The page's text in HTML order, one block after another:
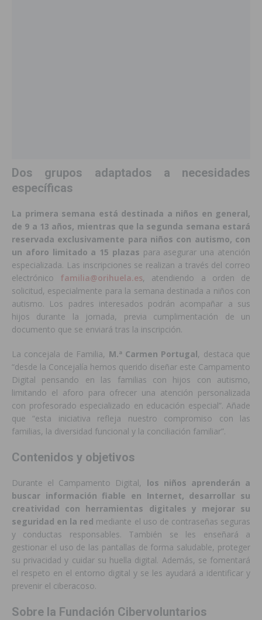
Dos grupos adaptados a necesidades
específicas
La primera semana está destinada a niños en general,
de 9 a 13 años, mientras que la segunda semana estará
reservada exclusivamente para niños con autismo, con
un aforo limitado a 15 plazas para asegurar una atención
especializada. Las inscripciones se realizan a través del correo
electrónico familia@orihuela.es, atendiendo a orden de
solicitud, especialmente para la semana destinada a niños con
autismo. Los padres interesados podrán acompañar a sus
hijos durante la jornada, previa cumplimentación de un
documento que se enviará tras la inscripción.
La concejala de Familia, M.ª Carmen Portugal, destaca que
“desde la Concejalía hemos querido diseñar este Campamento
Digital pensando en las familias con hijos con autismo,
limitando el aforo para ofrecer una atención personalizada
con profesorado especializado en educación especial”. Añade
que“esta iniciativa refleja nuestro compromiso con las
familias, la diversidad funcional y la conciliación familiar”.
Contenidos y objetivos
Durante el Campamento Digital, los niños aprenderán a
buscar información fiable en Internet, desarrollar su
creatividad con herramientas digitales y mejorar su
seguridad en la red mediante el uso de contraseñas seguras
y conductas responsables. También se les enseñará a
gestionar el uso de las pantallas de forma saludable, proteger
su privacidad y cuidar su huella digital. Además, se fomentará
el respeto en el entorno digital y se les ayudará a identificar y
prevenir el ciberacoso.
Sobre la Fundación Cibervoluntarios